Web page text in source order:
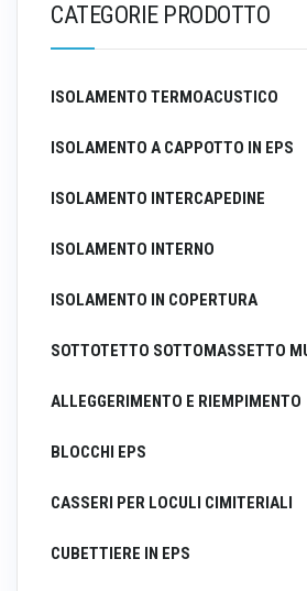
CATEGORIE PRODOTTO
ISOLAMENTO TERMOACUSTICO
ISOLAMENTO A CAPPOTTO IN EPS
ISOLAMENTO INTERCAPEDINE
ISOLAMENTO INTERNO
ISOLAMENTO IN COPERTURA
SOTTOTETTO SOTTOMASSETTO
ALLEGGERIMENTO E RIEMPIMENTO
BLOCCHI EPS
CASSERI PER LOCULI CIMITERIALI
CUBETTIERE IN EPS